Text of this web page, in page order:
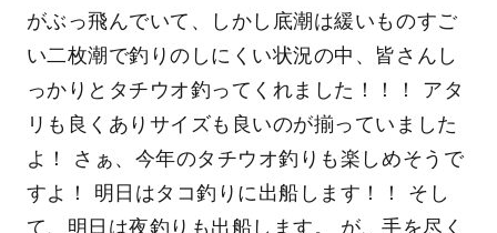
がぶっ飛んでいて、しかし底潮は緩いものすご
い二枚潮で釣りのしにくい状況の中、皆さんし
っかりとタチウオ釣ってくれました！！！ アタ
リも良くありサイズも良いのが揃っていました
よ！ さぁ、今年のタチウオ釣りも楽しめそうで
すよ！ 明日はタコ釣りに出船します！！ そし
て、明日は夜釣りも出船します。 が、手を尽く